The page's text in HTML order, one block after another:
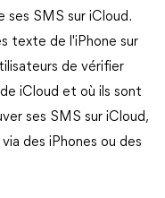
ses SMS sur iCloud.
texte de l'iPhone sur
de vérifier
iCloud et où ils sont
ses SMS sur iCloud,
des iPhones ou des